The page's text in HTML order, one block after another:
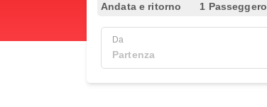
Andata e ritorno 1 Passeggero
Da